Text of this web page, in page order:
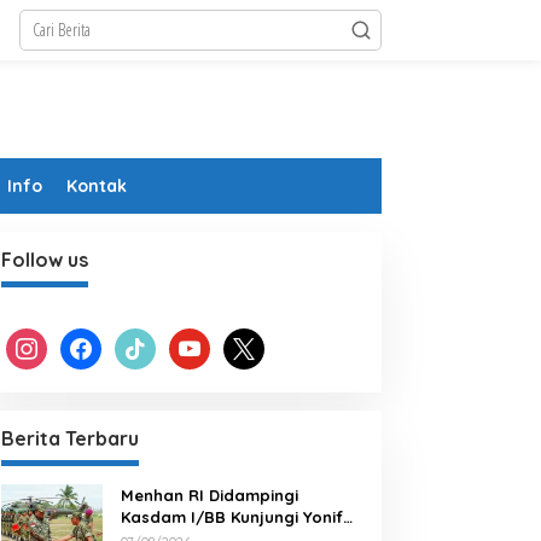
Info Kontak
Follow us
instagram facebook tiktok youtube x
Berita Terbaru
Menhan RI Didampingi
Kasdam I/BB Kunjungi Yonif